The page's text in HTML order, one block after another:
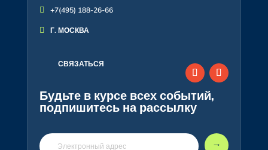
 +7(495) 188-26-66
 Г. МОСКВА
СВЯЗАТЬСЯ
Будьте в курсе всех событий,
подпишитесь на рассылку
🠒